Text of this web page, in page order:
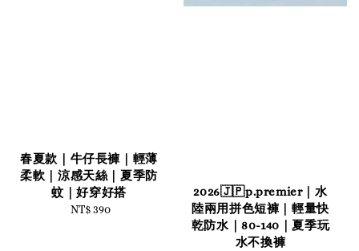
春夏款｜牛仔長褲｜輕薄
柔軟｜涼感天絲｜夏季防
蚊｜好穿好搭
Regular
NT$ 390
2026🇯🇵p.premier｜水
陸兩用拼色短褲｜輕量快
乾防水｜80-140｜夏季玩
水不換褲